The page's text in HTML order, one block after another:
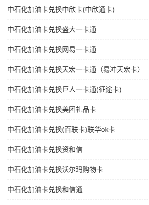
中石化加油卡兑换中欣卡(中欣通卡)
中石化加油卡兑换盛大一卡通
中石化加油卡兑换网易一卡通
中石化加油卡兑换天宏一卡通（易冲天宏卡）
中石化加油卡兑换巨人一卡通(征途卡)
中石化加油卡兑换美团礼品卡
中石化加油卡兑换(百联卡)联华ok卡
中石化加油卡兑换资和信
中石化加油卡兑换沃尔玛购物卡
中石化加油卡兑换和信通